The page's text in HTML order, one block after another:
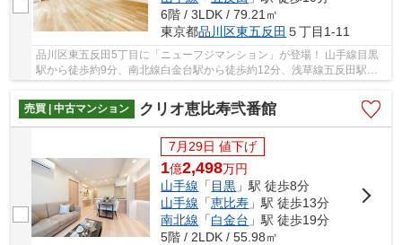
6階 / 3LDK / 79.21㎡
東京都品川区東五反田 ５丁目1-11
品川区東五反田5丁目に「ニューフジマンション」が登場！ 山手線目黒
駅から徒歩約9分、南北線白金台駅から徒歩約12分、浅草線五反田駅か
売買 | 中古マンション
クリオ恵比寿弐番館
7月29日 値下げ
1億2,498万円
山手線 「 目黒 」駅 徒歩8分
山手線 「恵比寿 」駅 徒歩13分
南北線 「白金台 」駅 徒歩19分
5階 / 2LDK / 55.98㎡